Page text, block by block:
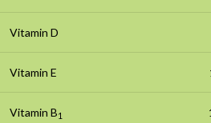
Vitamin D
Vitamin E
Vitamin B1